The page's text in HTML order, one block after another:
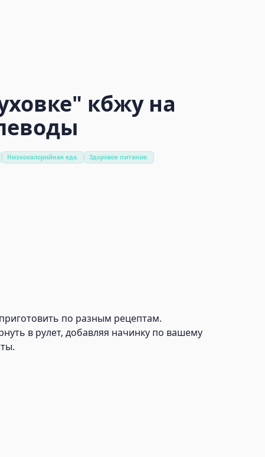
кбжу на
Низкокалорийная еда. Здоровое питание.
по разным рецептам.
в рулет, добавляя начинку по вашему